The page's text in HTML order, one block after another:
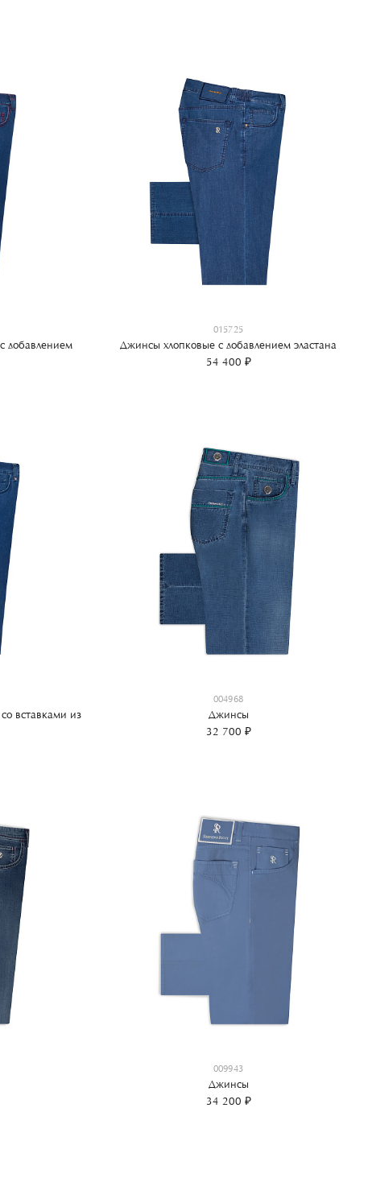
добавлением
015725
Джинсы хлопковые с добавлением эластана
54 400 ₽
вставками из
004968
Джинсы
32 700 ₽
009943
Джинсы
34 200 ₽